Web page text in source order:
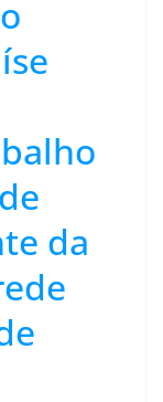
da